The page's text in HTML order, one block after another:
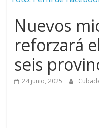
Nuevos
reforzará
seis
24 junio, 2025